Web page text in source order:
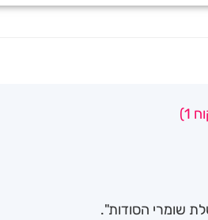
1
)
שומרי הסודות".